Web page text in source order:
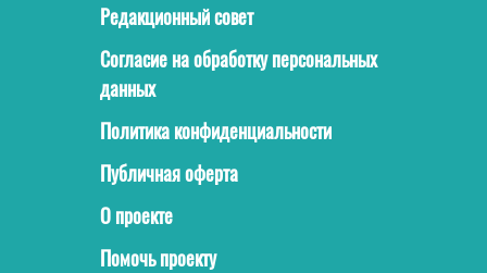
Редакционный совет
Согласие на обработку персональных
данных
Политика конфиденциальности
Публичная оферта
О проекте
Помочь проекту